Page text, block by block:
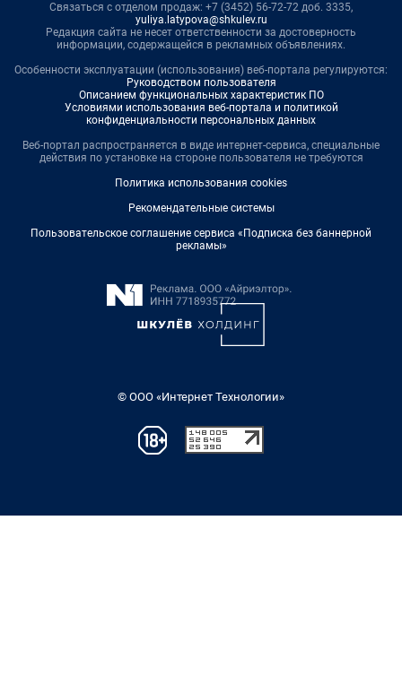
Связаться с отделом продаж: +7 (3452) 56-72-72 доб. 3335,
yuliya.latypova@shkulev.ru
Редакция сайта не несет ответственности за достоверность
информации, содержащейся в рекламных объявлениях.
Особенности эксплуатации (использования) веб-портала регулируются:
Руководством пользователя
Описанием функциональных характеристик ПО
Условиями использования веб-портала и политикой
конфиденциальности персональных данных
Веб-портал распространяется в виде интернет-сервиса, специальные
действия по установке на стороне пользователя не требуются
Политика использования cookies
Рекомендательные системы
Пользовательское соглашение сервиса «Подписка без баннерной
рекламы»
© ООО «Интернет Технологии»